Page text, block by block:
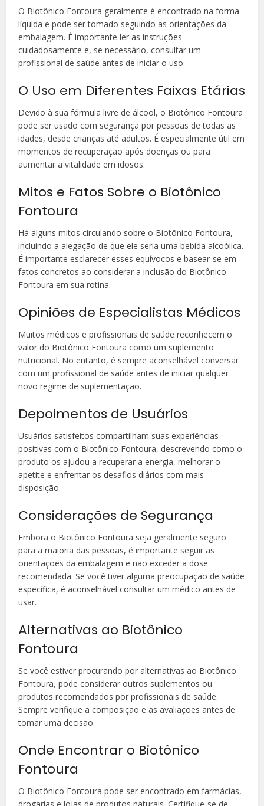
O Biotônico Fontoura geralmente é encontrado na forma
líquida e pode ser tomado seguindo as orientações da
embalagem. É importante ler as instruções
cuidadosamente e, se necessário, consultar um
profissional de saúde antes de iniciar o uso.
O Uso em Diferentes Faixas Etárias
Devido à sua fórmula livre de álcool, o Biotônico Fontoura
pode ser usado com segurança por pessoas de todas as
idades, desde crianças até adultos. É especialmente útil em
momentos de recuperação após doenças ou para
aumentar a vitalidade em idosos.
Mitos e Fatos Sobre o Biotônico
Fontoura
Há alguns mitos circulando sobre o Biotônico Fontoura,
incluindo a alegação de que ele seria uma bebida alcoólica.
É importante esclarecer esses equívocos e basear-se em
fatos concretos ao considerar a inclusão do Biotônico
Fontoura em sua rotina.
Opiniões de Especialistas Médicos
Muitos médicos e profissionais de saúde reconhecem o
valor do Biotônico Fontoura como um suplemento
nutricional. No entanto, é sempre aconselhável conversar
com um profissional de saúde antes de iniciar qualquer
novo regime de suplementação.
Depoimentos de Usuários
Usuários satisfeitos compartilham suas experiências
positivas com o Biotônico Fontoura, descrevendo como o
produto os ajudou a recuperar a energia, melhorar o
apetite e enfrentar os desafios diários com mais
disposição.
Considerações de Segurança
Embora o Biotônico Fontoura seja geralmente seguro
para a maioria das pessoas, é importante seguir as
orientações da embalagem e não exceder a dose
recomendada. Se você tiver alguma preocupação de saúde
específica, é aconselhável consultar um médico antes de
usar.
Alternativas ao Biotônico
Fontoura
Se você estiver procurando por alternativas ao Biotônico
Fontoura, pode considerar outros suplementos ou
produtos recomendados por profissionais de saúde.
Sempre verifique a composição e as avaliações antes de
tomar uma decisão.
Onde Encontrar o Biotônico
Fontoura
O Biotônico Fontoura pode ser encontrado em farmácias,
drogarias e lojas de produtos naturais. Certifique-se de